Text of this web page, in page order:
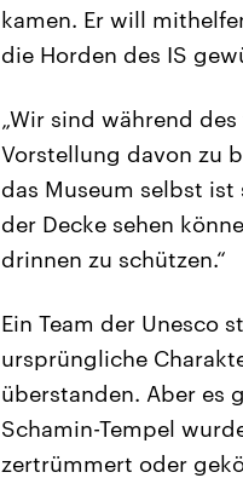
kamen. Er will
die Horden des IS
„Wir sind während
Vorstellung davon zu
das Museum selbst
der Decke sehen
drinnen zu schützen.“
Ein Team der Unesco
ursprüngliche
überstanden. Aber es
Schamin-Tempel
zertrümmert oder